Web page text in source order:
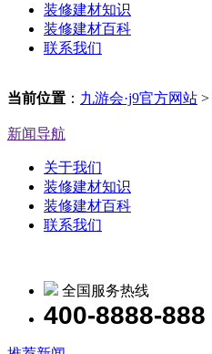
装修建材知识
装修建材百科
联系我们
当前位置 ： 九游会·j9官方网站 >
新闻导航
关于我们
装修建材知识
装修建材百科
联系我们
全国服务热线
400-8888-888